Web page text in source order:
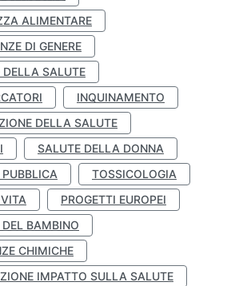
ALIMENTARE
DI GENERE
SALUTE
INQUINAMENTO
DELLA SALUTE
SALUTE DELLA DONNA
TOSSICOLOGIA
PROGETTI EUROPEI
BAMBINO
CHIMICHE
IMPATTO SULLA SALUTE